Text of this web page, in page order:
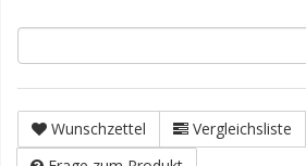
Wunschzettel
Vergleichsliste